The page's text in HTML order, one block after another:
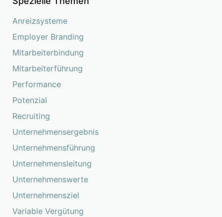
Anreizsysteme
Employer Branding
Mitarbeiterbindung
Mitarbeiterführung
Performance
Potenzial
Recruiting
Unternehmensergebnis
Unternehmensführung
Unternehmensleitung
Unternehmenswerte
Unternehmensziel
Variable Vergütung